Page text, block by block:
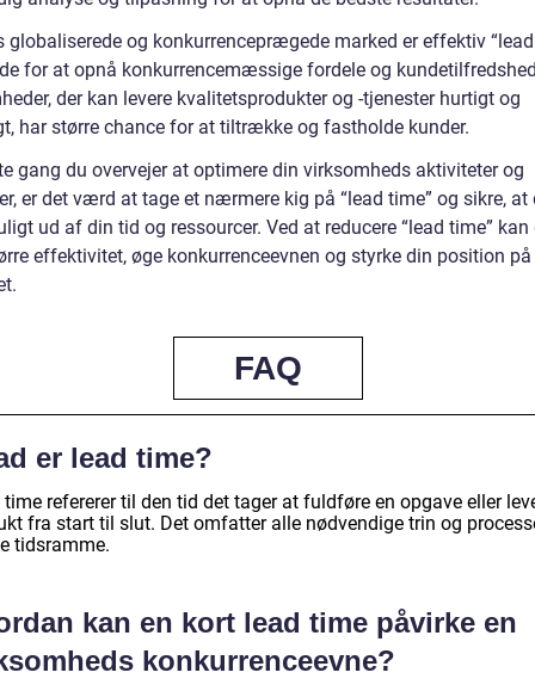
globaliserede og konkurrenceprægede marked er effektiv
for at opnå konkurrencemæssige fordele og
der kan levere kvalitetsprodukter og -tjenester hurtigt og
har større chance for at tiltrække og fastholde kunder.
gang du overvejer at optimere din virksomheds aktiviteter og
er det værd at tage et nærmere kig på “lead time” og sikre, at
ud af din tid og ressourcer. Ved at reducere “lead time” kan
effektivitet, øge konkurrenceevnen og styrke din position på
FAQ
er lead time?
time refererer til den tid det tager at fuldføre en opgave eller
fra start til slut. Det omfatter alle nødvendige trin og
tidsramme.
kan en kort lead time påvirke en
konkurrenceevne?